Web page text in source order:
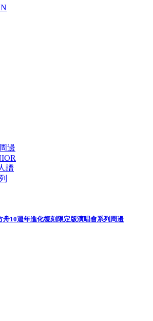
邊
譜
舟10週年進化復刻限定版演唱會系列周邊